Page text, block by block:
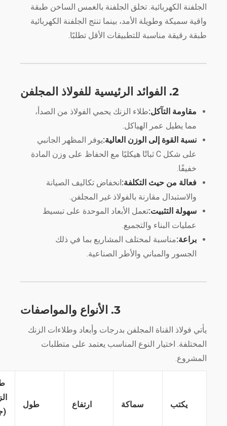
الجلفنة الكهربائية. تخلق الجلفنة بالغمس الساخن طبقة
واقية سميكة وطويلة الأمد، بينما تنتج الجلفنة الكهربائية
طبقة رقيقة مناسبة للتطبيقات الأقل تطلبًا.
مقاومة التآكل:طلاء الزنك يحمي الفولاذ من الصدأ،
مما يطيل عمر الهياكل.
نسبة القوة إلى الوزن العالية:يوفر المظهر الجانبي
على شكل C ثباتًا هيكليًا مع الحفاظ على وزن المادة
خفيفًا.
فعالة من حيث التكلفة:انخفاض تكاليف الصيانة
والاستبدال مقارنة بالفولاذ غير المجلفن.
سهولة التثبيت:تعمل الأبعاد الموحدة على تبسيط
عمليات البناء والتجميع.
براعة:مناسبة لمختلف المشاريع بما في ذلك
الجسور والمباني والأطر الصناعية.
يأتي فولاذ القناة المجلفن بدرجات وأبعاد وطلاءات الزنك
المختلفة. اختيار النوع المناسب يعتمد على متطلبات
المشروع.
سماكة ارتفاع
(جم/